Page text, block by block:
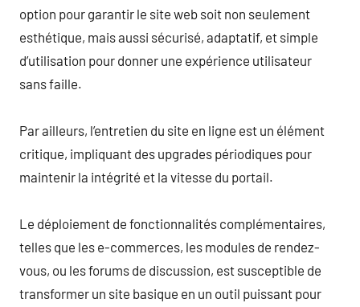
option pour garantir le site web soit non seulement
esthétique, mais aussi sécurisé, adaptatif, et simple
d’utilisation pour donner une expérience utilisateur
sans faille.
Par ailleurs, l’entretien du site en ligne est un élément
critique, impliquant des upgrades périodiques pour
maintenir la intégrité et la vitesse du portail.
Le déploiement de fonctionnalités complémentaires,
telles que les e-commerces, les modules de rendez-
vous, ou les forums de discussion, est susceptible de
transformer un site basique en un outil puissant pour